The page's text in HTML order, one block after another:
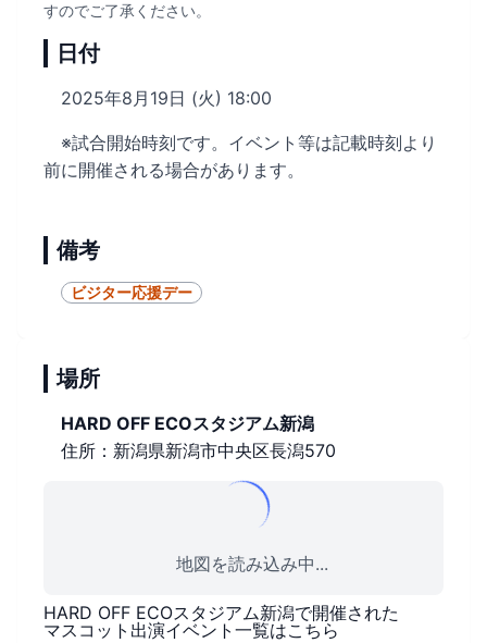
すのでご了承ください。
日付
2025年8月19日 (火) 18:00
※試合開始時刻です。イベント等は記載時刻より
前に開催される場合があります。
備考
ビジター応援デー
場所
HARD OFF ECOスタジアム新潟
住所：新潟県新潟市中央区長潟570
地図を読み込み中...
HARD OFF ECOスタジアム新潟で開催された
マスコット出演イベント一覧はこちら